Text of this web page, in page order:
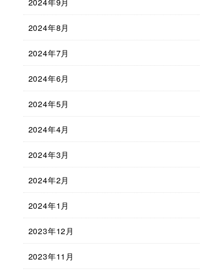
2024年8月
2024年7月
2024年6月
2024年5月
2024年4月
2024年3月
2024年2月
2024年1月
2023年12月
2023年11月